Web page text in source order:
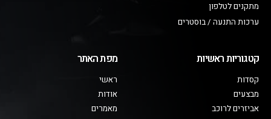
מתקנים לטלפון
ערכות התנעה / בוסטרים
קטגוריות ראשיות
קסדות
מבצעים
אביזרים לרוכב
מפת האתר
ראשי
אודות
מאמרים